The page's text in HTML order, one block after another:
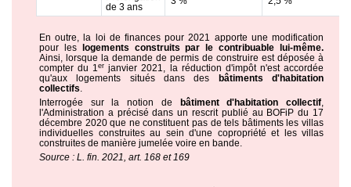
de 3 ans
En outre, la loi de finances pour 2021 apporte une modification
pour les
logements construits par le contribuable lui-même.
Ainsi, lorsque la demande de permis de construire est déposée à
compter du 1er janvier 2021, la réduction d'impôt n'est accordée
qu'aux logements situés dans des
bâtiments d'habitation
collectifs.
Interrogée sur la notion de
bâtiment d'habitation collectif,
l'Administration a précisé dans un rescrit publié au BOFiP du 17
décembre 2020 que ne constituent pas de tels bâtiments les villas
individuelles construites au sein d'une copropriété et les villas
construites de manière jumelée voire en bande.
Source : L. fin. 2021, art. 168 et 169